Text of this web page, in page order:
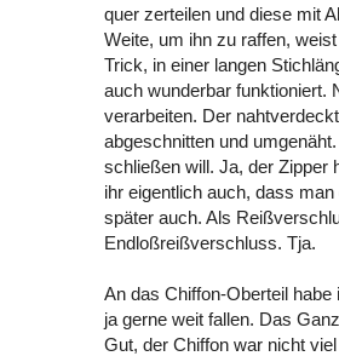
quer zerteilen und diese mit
Weite, um ihn zu raffen,
Trick, in einer langen
auch wunderbar funktioniert.
verarbeiten. Der
abgeschnitten und
schließen will. Ja, der Zipper
ihr eigentlich auch, dass
später auch. Als
Endloßreißverschluss. Tja.
An das Chiffon-Oberteil
ja gerne weit fallen. Das
Gut, der Chiffon war nicht